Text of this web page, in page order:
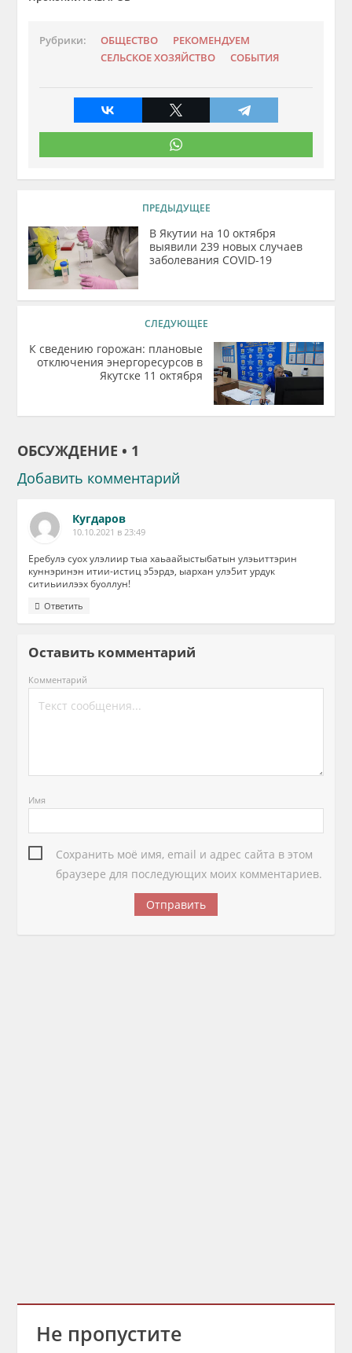
Рубрики: ОБЩЕСТВО
РЕКОМЕНДУЕМ
СЕЛЬСКОЕ ХОЗЯЙСТВО
СОБЫТИЯ
ПРЕДЫДУЩЕЕ
В Якутии на 10 октября
выявили 239 новых случаев
заболевания COVID-19
СЛЕДУЮЩЕЕ
К сведению горожан: плановые
отключения энергоресурсов в
Якутске 11 октября
ОБСУЖДЕНИЕ • 1
Добавить комментарий
Кугдаров
10.10.2021 в 23:49
Еребулэ суох улэлиир тыа хаьаайыстыбатын улэьиттэрин
куннэринэн итии-истиц э5эрдэ, ыархан улэ5ит урдук
ситиьиилээх буоллун!
Ответить
Оставить комментарий
Комментарий
Имя
Сохранить моё имя, email и адрес сайта в этом
браузере для последующих моих комментариев.
Не пропустите